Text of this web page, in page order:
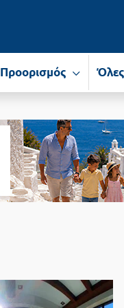
Προορισμός